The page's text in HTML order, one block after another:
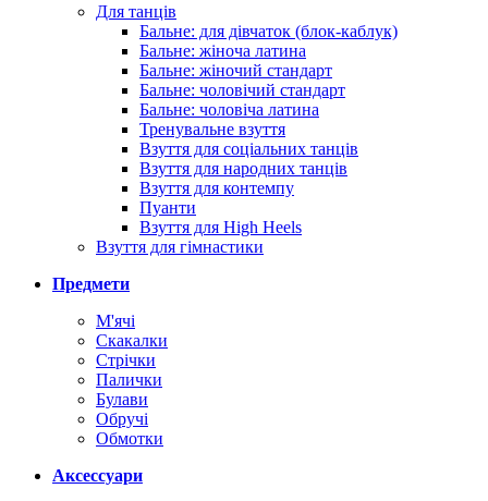
Для танців
Бальне: для дівчаток (блок-каблук)
Бальне: жіноча латина
Бальне: жіночий стандарт
Бальне: чоловічий стандарт
Бальне: чоловіча латина
Тренувальне взуття
Взуття для соціальних танців
Взуття для народних танців
Взуття для контемпу
Пуанти
Взуття для High Heels
Взуття для гімнастики
Предмети
М'ячі
Скакалки
Стрічки
Палички
Булави
Обручі
Обмотки
Аксессуари